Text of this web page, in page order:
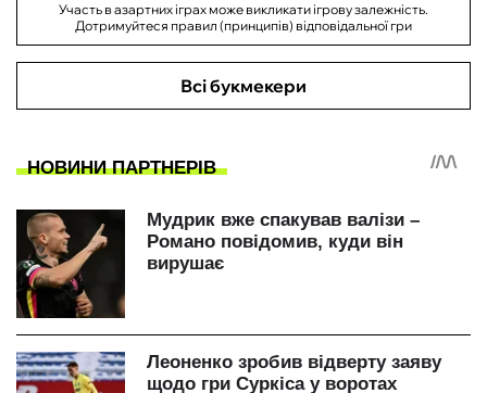
Участь в азартних іграх може викликати ігрову залежність.
Дотримуйтеся правил (принципів) відповідальної гри
Всі букмекери